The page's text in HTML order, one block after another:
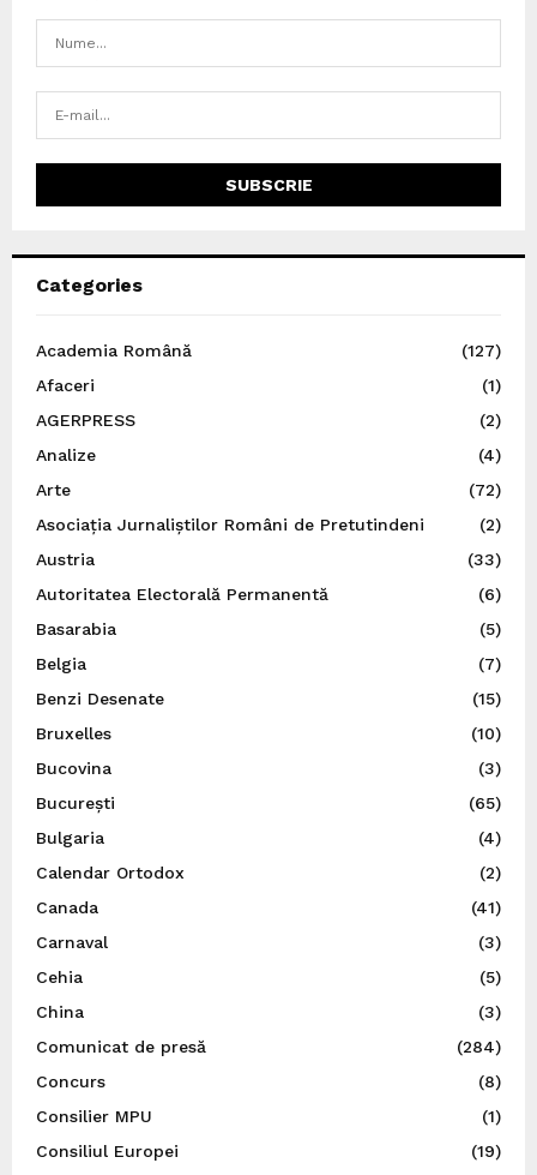
Categories
Academia Română
(127)
Afaceri
(1)
AGERPRESS
(2)
Analize
(4)
Arte
(72)
Asociația Jurnaliștilor Români de Pretutindeni
(2)
Austria
(33)
Autoritatea Electorală Permanentă
(6)
Basarabia
(5)
Belgia
(7)
Benzi Desenate
(15)
Bruxelles
(10)
Bucovina
(3)
București
(65)
Bulgaria
(4)
Calendar Ortodox
(2)
Canada
(41)
Carnaval
(3)
Cehia
(5)
China
(3)
Comunicat de presă
(284)
Concurs
(8)
Consilier MPU
(1)
Consiliul Europei
(19)